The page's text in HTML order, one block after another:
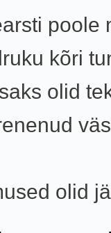
poole
kõri
olid
olid